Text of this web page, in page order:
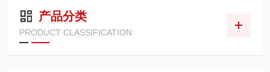
产品分类
PRODUCT CLASSIFICATION